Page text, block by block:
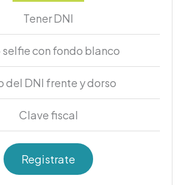
Tener DNI
selfie con fondo blanco
del DNI frente y dorso
Clave fiscal
Registrate